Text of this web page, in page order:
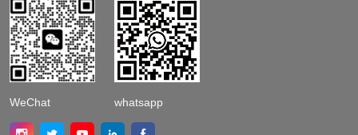
WeChat whatsapp